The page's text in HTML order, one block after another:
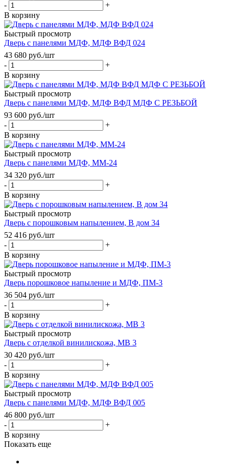
-
+
В корзину
Быстрый просмотр
Дверь с панелями МДФ, МДФ ВФД 024
43 680 руб./шт
-
+
В корзину
Быстрый просмотр
Дверь с панелями МДФ, МДФ ВФД МДФ С РЕЗЬБОЙ
93 600 руб./шт
-
+
В корзину
Быстрый просмотр
Дверь с панелями МДФ, ММ-24
34 320 руб./шт
-
+
В корзину
Быстрый просмотр
Дверь с порошковым напылением, В дом 34
52 416 руб./шт
-
+
В корзину
Быстрый просмотр
Дверь порошковое напыление и МДФ, ПМ-3
36 504 руб./шт
-
+
В корзину
Быстрый просмотр
Дверь с отделкой винилискожа, МВ 3
30 420 руб./шт
-
+
В корзину
Быстрый просмотр
Дверь с панелями МДФ, МДФ ВФД 005
46 800 руб./шт
-
+
В корзину
Показать еще